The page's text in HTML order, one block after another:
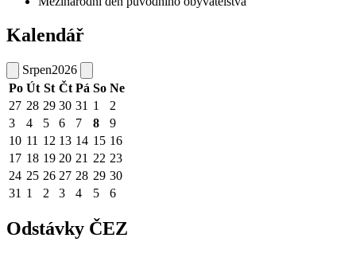
Kalendář
Srpen2026
Po Út St Čt Pá So Ne
27 28 29 30 31 1
2
3
4 5 6 7 8
9
10 11 12 13 14 15 16
17 18 19 20 21 22 23
24 25 26 27 28 29 30
31 1 2 3 4 5 6
Odstávky ČEZ